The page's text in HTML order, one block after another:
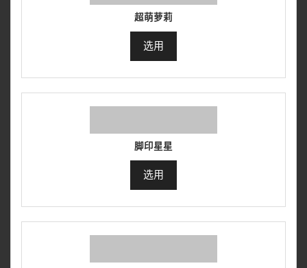
超萌萝莉
选用
脚印星星
选用